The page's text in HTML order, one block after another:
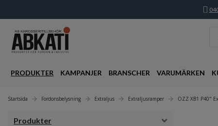
PRODUKTER KAMPANJER BRANSCHER VARUMÄRKEN
Startsida Fordonsbelysning Extraljus Extraljusramper OZZ XB1 P40"
Produkter